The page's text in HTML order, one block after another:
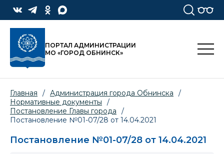
ПОРТАЛ АДМИНИСТРАЦИИ
МО «ГОРОД ОБНИНСК»
Главная / Администрация города Обнинска
/
Нормативные документы
/
Постановление Главы города
/
Постановление №01-07/28 от 14.04.2021
Постановление №01-07/28 от 14.04.2021